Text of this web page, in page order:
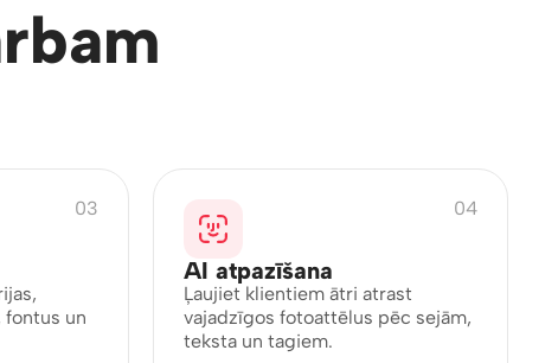
un
03
AI atpazīšana
Ļaujiet klientiem ātri atrast
vajadzīgos fotoattēlus pēc sejām,
teksta un tagiem.
04